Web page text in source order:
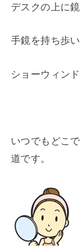
デスクの上に鏡
手鏡を持ち歩い
ショーウィン
いつでもどこ
道です。